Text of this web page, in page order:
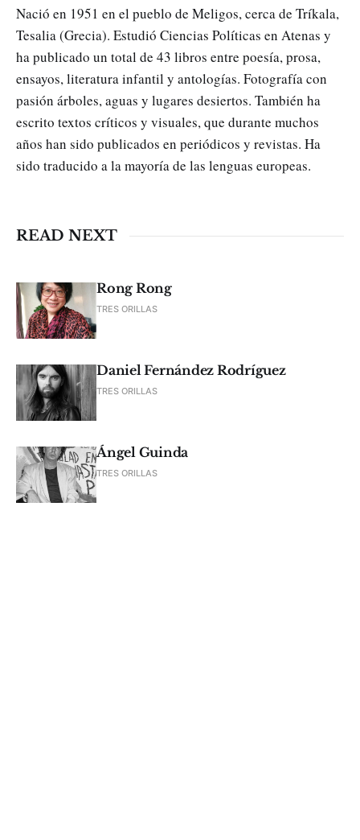
Nació en 1951 en el pueblo de Meligos, cerca de Tríkala,
Tesalia (Grecia). Estudió Ciencias Políticas en Atenas y
ha publicado un total de 43 libros entre poesía, prosa,
ensayos, literatura infantil y antologías. Fotografía con
pasión árboles, aguas y lugares desiertos. También ha
escrito textos críticos y visuales, que durante muchos
años han sido publicados en periódicos y revistas. Ha
sido traducido a la mayoría de las lenguas europeas.
READ NEXT
Rong Rong
TRES ORILLAS
Daniel Fernández Rodríguez
TRES ORILLAS
Ángel Guinda
TRES ORILLAS